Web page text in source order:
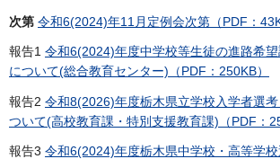
次第 令和6(2024)年11月定例会次第（PDF：
報告1 令和6(2024)年度中学校等生徒の進路希
について(総合教育センター)（PDF：250KB）
報告2 令和8(2026)年度栃木県立学校入学者選
ついて(高校教育課・特別支援教育課)（PDF：
報告3 令和6(2024)年度栃木県中学校・高等学